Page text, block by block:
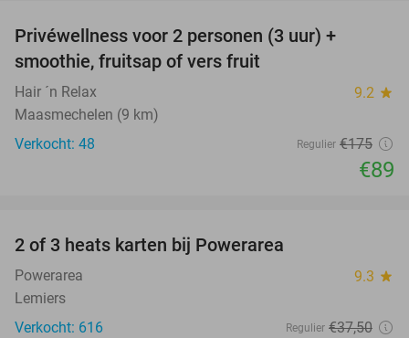
Privéwellness voor 2 personen (3 uur) +
smoothie, fruitsap of vers fruit
Hair ´n Relax 9.2 star
Maasmechelen (9 km)
Verkocht: 48
Regulier €175
€89
2 of 3 heats karten bij Powerarea
Powerarea 9.3 star
Lemiers
Verkocht: 616
Regulier €37,50